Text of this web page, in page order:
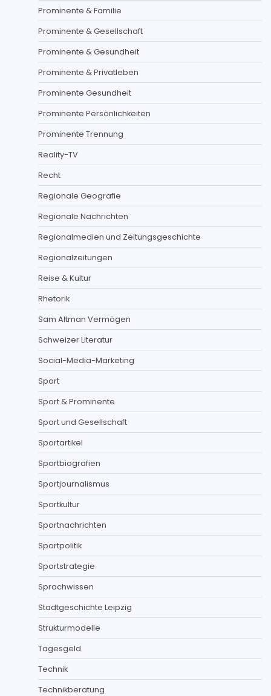
Prominente & Familie
Prominente & Gesellschaft
Prominente & Gesundheit
Prominente & Privatleben
Prominente Gesundheit
Prominente Persönlichkeiten
Prominente Trennung
Reality-TV
Recht
Regionale Geografie
Regionale Nachrichten
Regionalmedien und Zeitungsgeschichte
Regionalzeitungen
Reise & Kultur
Rhetorik
Sam Altman Vermögen
Schweizer Literatur
Social-Media-Marketing
Sport
Sport & Prominente
Sport und Gesellschaft
Sportartikel
Sportbiografien
Sportjournalismus
Sportkultur
Sportnachrichten
Sportpolitik
Sportstrategie
Sprachwissen
Stadtgeschichte Leipzig
Strukturmodelle
Tagesgeld
Technik
Technikberatung